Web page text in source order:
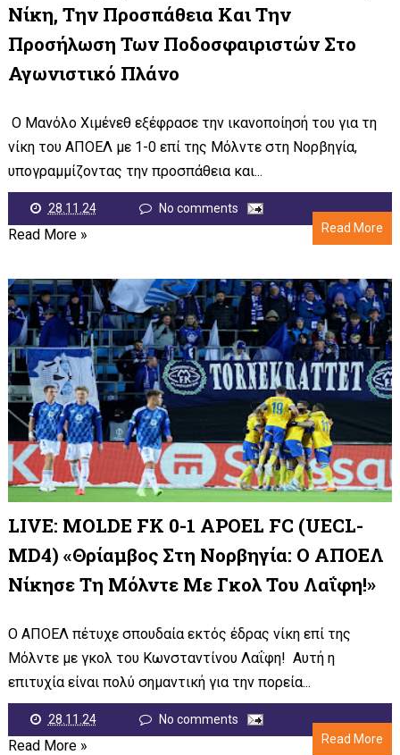
Νίκη, Την Προσπάθεια Και Την
Προσήλωση Των Ποδοσφαιριστών Στο
Αγωνιστικό Πλάνο
Ο Μανόλο Χιμένεθ εξέφρασε την ικανοποίησή του για τη
νίκη του ΑΠΟΕΛ με 1-0 επί της Μόλντε στη Νορβηγία,
υπογραμμίζοντας την προσπάθεια και...
28.11.24
No comments
Read More
Read More »
LIVE: MOLDE FK 0-1 APOEL FC (UECL-
MD4) «Θρίαμβος Στη Νορβηγία: Ο ΑΠΟΕΛ
Νίκησε Τη Μόλντε Με Γκολ Του Λαΐφη!»
Ο ΑΠΟΕΛ πέτυχε σπουδαία εκτός έδρας νίκη επί της
Μόλντε με γκολ του Κωνσταντίνου Λαΐφη! Αυτή η
επιτυχία είναι πολύ σημαντική για την πορεία...
28.11.24
No comments
Read More
Read More »